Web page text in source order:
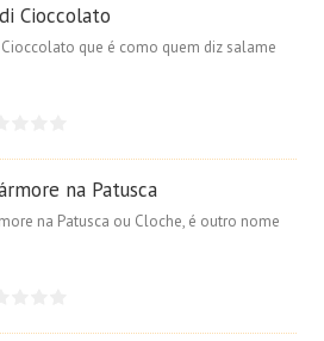
Cioccolato
que é como quem diz salame
na Patusca
na Patusca ou Cloche, é outro nome